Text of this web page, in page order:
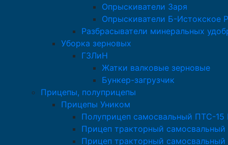
Опрыскиватели Заря
Опрыскиватели Б-Истокское
Разбрасыватели минеральных
Уборка зерновых
ГЗЛиН
Жатки валковые зерновые
Бункер-загрузчик
Прицепы, полуприцепы
Прицепы Уником
Полуприцеп самосвальный ПТС-
Прицеп тракторный
Прицеп тракторный